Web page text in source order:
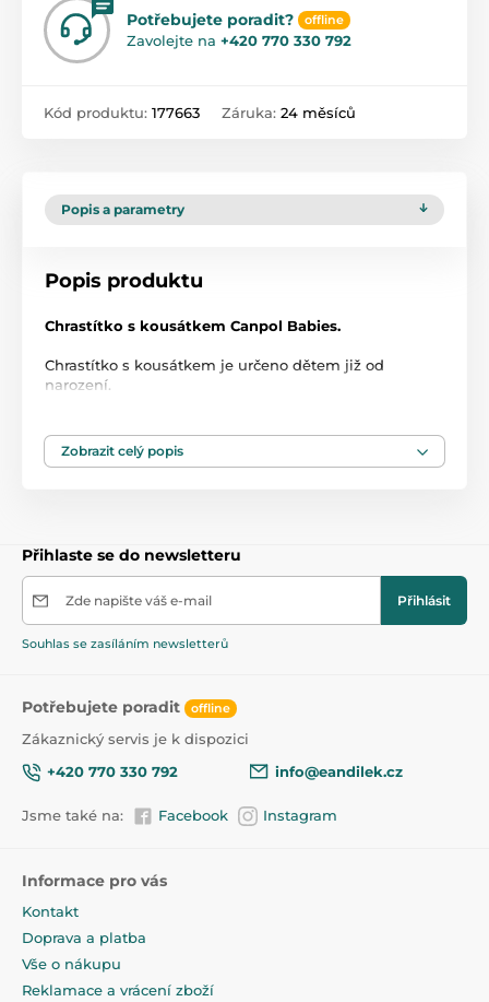
Potřebujete poradit? offline
Zavolejte na +420 770 330 792
Kód produktu: 177663 Záruka: 24 měsíců
Popis a parametry
Popis produktu
Chrastítko s kousátkem Canpol Babies.
Chrastítko s kousátkem je určeno dětem již od
narození.
Ideální velikost pro dětské ručičky.
aktuální nabídky výrobce.
Chrastítko je vyrobeno z bezpečných materiálů (bez
ostrých hran).
Vhodné pro děti od narození 0m+.
Produkt je zařazen v kategoriích
Plastová a silikonová chrastítka a kousátka
47,5
Zobrazit celý popis
Přihlaste se do newsletteru
Zde napište váš e-mail Přihlásit
Souhlas se zasíláním newsletterů
Potřebujete poradit offline
Zákaznický servis je k dispozici
+420 770 330 792
info@eandilek.cz
Jsme také na: Facebook Instagram
Informace pro vás
Kontakt
Doprava a platba
Vše o nákupu
Reklamace a vrácení zboží